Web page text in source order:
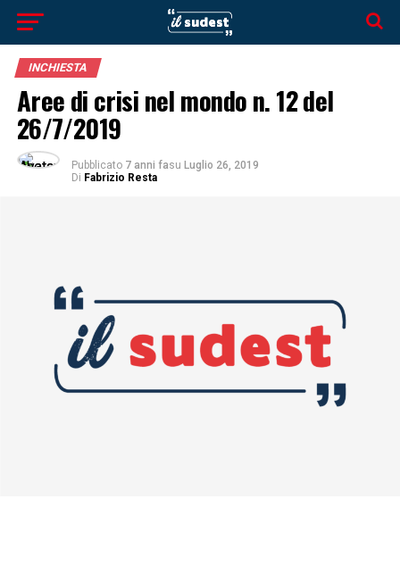
INCHIESTA
Aree di crisi nel mondo n. 12 del
26/7/2019
Pubblicato 7 anni fasu Luglio 26, 2019
Di Fabrizio Resta